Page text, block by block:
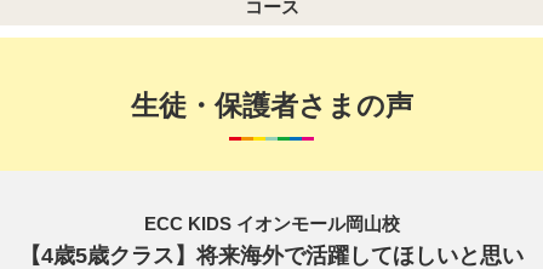
コース
生徒・保護者さまの声
ECC KIDS イオンモール岡山校
【4歳5歳クラス】将来海外で活躍してほしいと思い